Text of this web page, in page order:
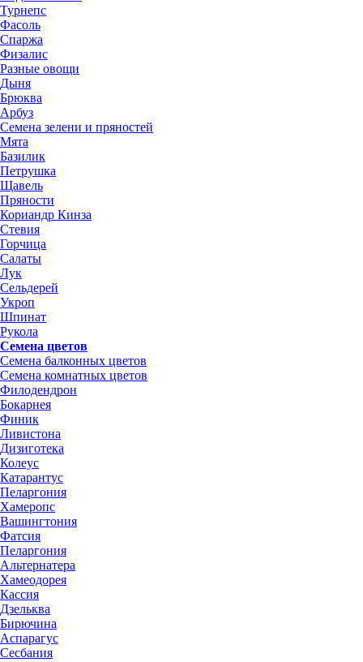
Турнепс
Фасоль
Спаржа
Физалис
Разные овощи
Дыня
Брюква
Арбуз
Семена зелени и пряностей
Мята
Базилик
Петрушка
Щавель
Пряности
Кориандр Кинза
Стевия
Горчица
Салаты
Лук
Сельдерей
Укроп
Шпинат
Рукола
Семена цветов
Семена балконных цветов
Семена комнатных цветов
Филодендрон
Бокарнея
Финик
Ливистона
Дизиготека
Колеус
Катарантус
Пеларгония
Хамеропс
Вашингтония
Фатсия
Пеларгония
Альтернатера
Хамеодорея
Кассия
Дзельква
Бирючина
Аспарагус
Сесбания